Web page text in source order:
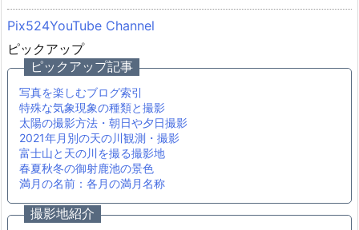
Pix524YouTube Channel
ピックアップ
ピックアップ記事
写真を楽しむブログ索引
特殊な気象現象の種類と撮影
太陽の撮影方法・朝日や夕日撮影
2021年月別の天の川観測・撮影
富士山と天の川を撮る撮影地
春夏秋冬の御射鹿池の景色
満月の名前：各月の満月名称
撮影地紹介